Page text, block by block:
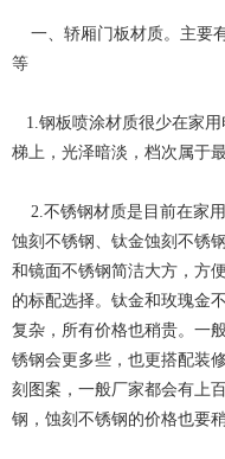
一、轿厢门板材质。主要
等
1.钢板喷涂材质很少在家
梯上，光泽暗淡，档次属于最
2.不锈钢材质是目前在家用
蚀刻不锈钢、钛金蚀刻不锈
和镜面不锈钢简洁大方，方
的标配选择。钛金和玫瑰金
复杂，所有价格也稍贵。一
锈钢会更多些，也更搭配装
刻图案，一般厂家都会有上
钢，蚀刻不锈钢的价格也要